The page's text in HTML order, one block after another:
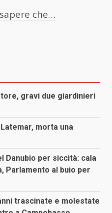
che…
gravi due giardinieri
morta una
Danubio per siccità: cala
Parlamento al buio per
trascinate e molestate